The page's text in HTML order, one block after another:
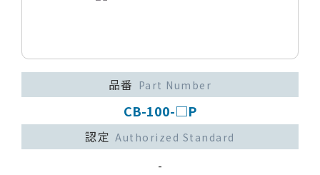
品番 Part Number
CB-100-□P
認定 Authorized Standard
-